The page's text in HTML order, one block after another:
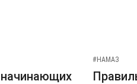
#НАМАЗ